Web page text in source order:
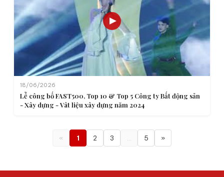
18/06/2026
Lễ công bố FAST500, Top 10 & Top 5 Công ty Bất động sản
- Xây dựng - Vât liệu xây dựng năm 2024
« 1 2 3 5 »